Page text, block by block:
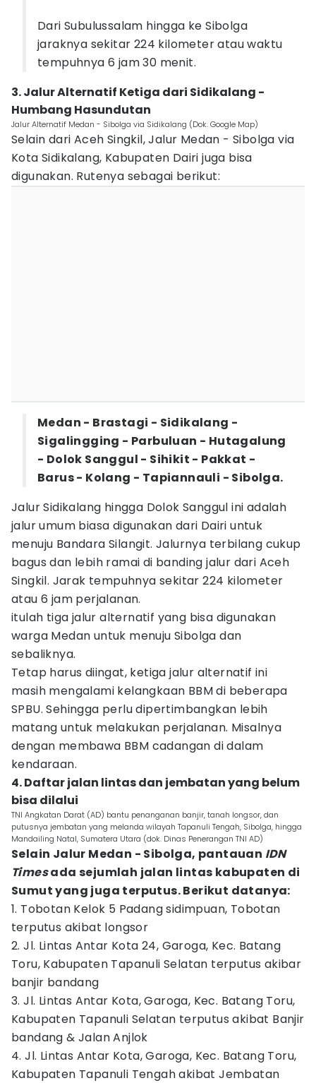
Dari Subulussalam hingga ke Sibolga
jaraknya sekitar 224 kilometer atau waktu
tempuhnya 6 jam 30 menit.
3. Jalur Alternatif Ketiga dari Sidikalang -
Humbang Hasundutan
Jalur Alternatif Medan - Sibolga via Sidikalang (Dok. Google Map)
Selain dari Aceh Singkil, Jalur Medan - Sibolga via
Kota Sidikalang, Kabupaten Dairi juga bisa
digunakan. Rutenya sebagai berikut:
Medan - Brastagi - Sidikalang -
Sigalingging - Parbuluan - Hutagalung
- Dolok Sanggul - Sihikit - Pakkat -
Barus - Kolang - Tapiannauli - Sibolga.
Jalur Sidikalang hingga Dolok Sanggul ini adalah
jalur umum biasa digunakan dari Dairi untuk
menuju Bandara Silangit. Jalurnya terbilang cukup
bagus dan lebih ramai di banding jalur dari Aceh
Singkil. Jarak tempuhnya sekitar 224 kilometer
atau 6 jam perjalanan.
itulah tiga jalur alternatif yang bisa digunakan
warga Medan untuk menuju Sibolga dan
sebaliknya.
Tetap harus diingat, ketiga jalur alternatif ini
masih mengalami kelangkaan BBM di beberapa
SPBU. Sehingga perlu dipertimbangkan lebih
matang untuk melakukan perjalanan. Misalnya
dengan membawa BBM cadangan di dalam
kendaraan.
4. Daftar jalan lintas dan jembatan yang belum
bisa dilalui
TNI Angkatan Darat (AD) bantu penanganan banjir, tanah longsor, dan
putusnya jembatan yang melanda wilayah Tapanuli Tengah, Sibolga, hingga
Mandailing Natal, Sumatera Utara (dok. Dinas Penerangan TNI AD)
Selain Jalur Medan - Sibolga, pantauan IDN
Timesada sejumlah jalan lintas kabupaten di
Sumut yang juga terputus. Berikut datanya:
1. Tobotan Kelok 5 Padang sidimpuan, Tobotan
terputus akibat longsor
2. Jl. Lintas Antar Kota 24, Garoga, Kec. Batang
Toru, Kabupaten Tapanuli Selatan terputus akibar
banjir bandang
3. Jl. Lintas Antar Kota, Garoga, Kec. Batang Toru,
Kabupaten Tapanuli Selatan terputus akibat Banjir
bandang & Jalan Anjlok
4. Jl. Lintas Antar Kota, Garoga, Kec. Batang Toru,
Kabupaten Tapanuli Tengah akibat Jembatan